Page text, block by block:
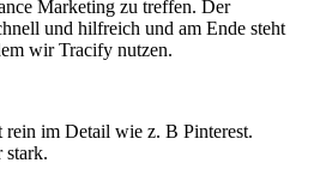
Marketing zu treffen. Der
und hilfreich und am Ende steht
wir Tracify nutzen.
rein im Detail wie z. B Pinterest.
stark.